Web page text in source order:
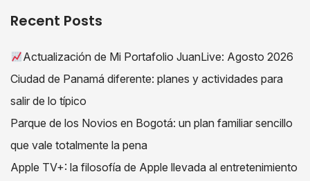
Recent Posts
Actualización de Mi Portafolio JuanLive: Agosto 2026
Ciudad de Panamá diferente: planes y actividades para
salir de lo típico
Parque de los Novios en Bogotá: un plan familiar sencillo
que vale totalmente la pena
Apple TV+: la filosofía de Apple llevada al entretenimiento